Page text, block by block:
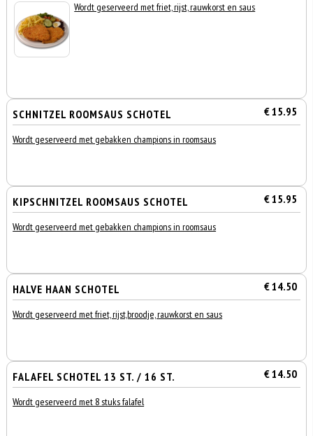
Wordt geserveerd met friet, rijst, rauwkorst en saus
SCHNITZEL ROOMSAUS SCHOTEL € 15.95
Wordt geserveerd met gebakken champions in roomsaus
KIPSCHNITZEL ROOMSAUS SCHOTEL € 15.95
Wordt geserveerd met gebakken champions in roomsaus
HALVE HAAN SCHOTEL € 14.50
Wordt geserveerd met friet, rijst,broodje, rauwkorst en saus
FALAFEL SCHOTEL 13 ST. / 16 ST. € 14.50
Wordt geserveerd met 8 stuks falafel